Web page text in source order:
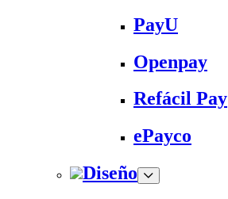
PayU
Openpay
Refácil Pay
ePayco
Diseño